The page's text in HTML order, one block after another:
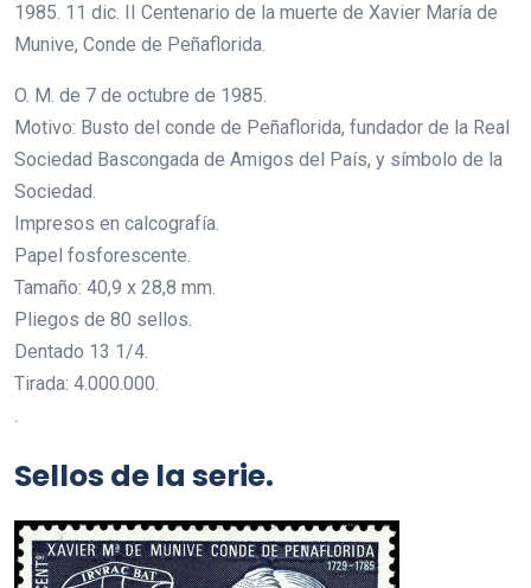
1985. 11 dic. II Centenario de la muerte de Xavier María de
Munive, Conde de Peñaflorida.
O. M. de 7 de octubre de 1985.
Motivo: Busto del conde de Peñaflorida, fundador de la Real
Sociedad Bascongada de Amigos del País, y símbolo de la
Sociedad.
Impresos en calcografía.
Papel fosforescente.
Tamaño: 40,9 x 28,8 mm.
Pliegos de 80 sellos.
Dentado 13 1/4.
Tirada: 4.000.000.
.
Sellos de la serie.